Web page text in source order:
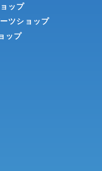
ップ
ツショップ
ップ